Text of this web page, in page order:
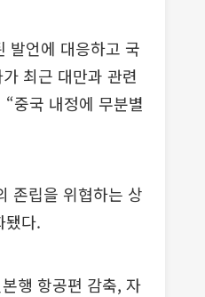
발언에 대응하고 국
최근 대만과 관련
중국 내정에 무분별
존립을 위협하는 상
됐다.
행 항공편 감축, 자